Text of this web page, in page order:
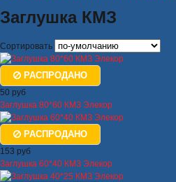
Заглушка КМЗ
Сортировать
РАСПРОДАНО
50 руб
Заглушка 80*60 КМЗ Элекор
РАСПРОДАНО
153 руб
Заглушка 60*40 КМЗ Элекор